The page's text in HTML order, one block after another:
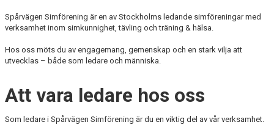
Spårvägen Simförening är en av Stockholms ledande simföreningar med
verksamhet inom simkunnighet, tävling och träning & hälsa.
Hos oss möts du av engagemang, gemenskap och en stark vilja att
utvecklas – både som ledare och människa.
Att vara ledare hos oss
Som ledare i Spårvägen Simförening är du en viktig del av vår verksamhet.